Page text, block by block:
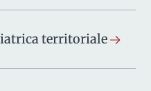
territoriale